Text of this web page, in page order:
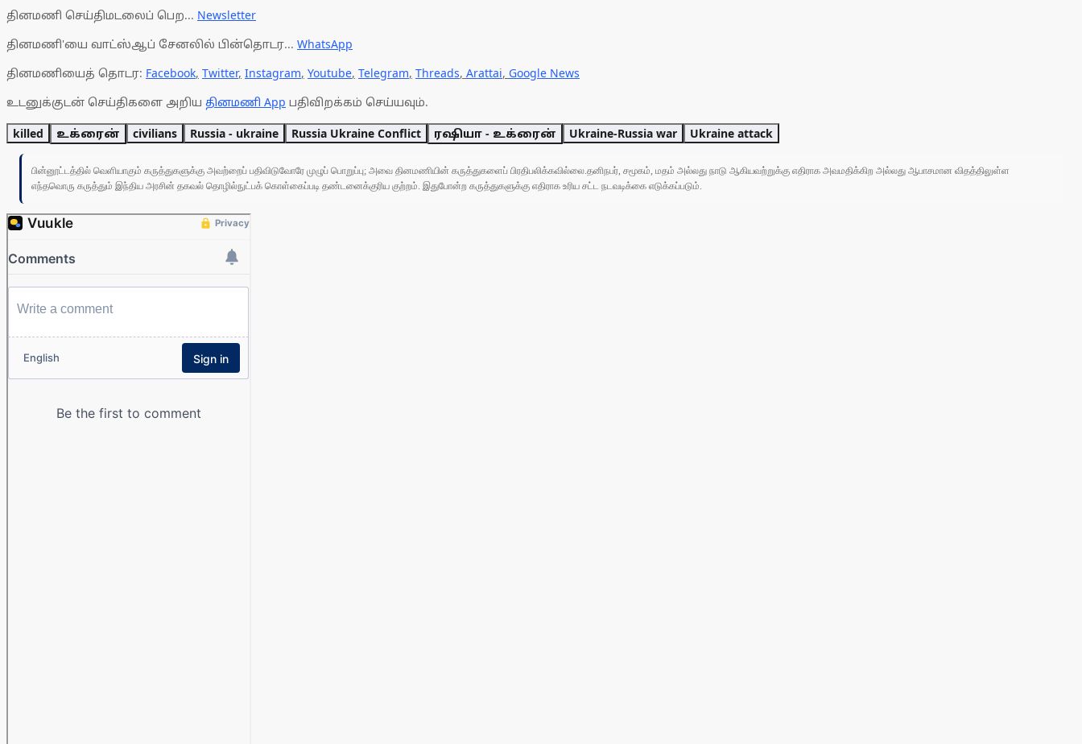
தினமணி செய்திமடலைப் பெற... Newsletter
தினமணி'யை வாட்ஸ்ஆப் சேனலில் பின்தொடர... WhatsApp
தினமணியைத் தொடர: Facebook, Twitter, Instagram, Youtube, Telegram, Threads, Arattai, Google News
உடனுக்குடன் செய்திகளை அறிய தினமணி App பதிவிறக்கம் செய்யவும்.
killed உக்ரைன் civilians Russia - ukraine Russia Ukraine Conflict ரஷியா - உக்ரைன் Ukraine-Russia war Ukraine attack
பின்னூட்டத்தில் வெளியாகும் கருத்துகளுக்கு அவற்றைப் பதிவிடுவோரே முழுப் பொறுப்பு; அவை தினமணியின் கருத்துகளைப் பிரதிபலிக்கவில்லை.தனிநபர், சமூகம், மதம் அல்லது நாடு ஆகியவற்றுக்கு எதிராக அவமதிக்கிற அல்லது ஆபாசமான விதத்திலுள்ள
எந்தவொரு கருத்தும் இந்திய அரசின் தகவல் தொழில்நுட்பக் கொள்கைப்படி தண்டனைக்குரிய குற்றம். இதுபோன்ற கருத்துகளுக்கு எதிராக உரிய சட்ட நடவடிக்கை எடுக்கப்படும்.